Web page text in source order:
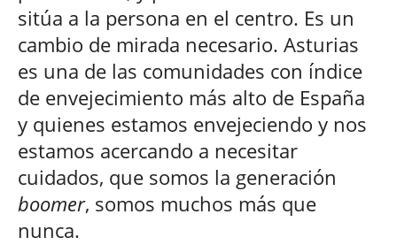
sitúa a la persona en el centro. Es un
cambio de mirada necesario. Asturias
es una de las comunidades con índice
de envejecimiento más alto de España
y quienes estamos envejeciendo y nos
estamos acercando a necesitar
cuidados, que somos la generación
boomer, somos muchos más que
nunca.